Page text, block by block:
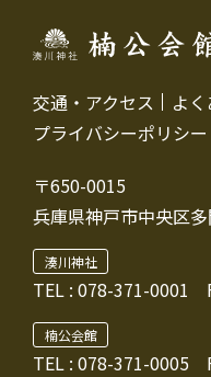
交通・アクセス よ
プライバシーポリシー
〒650-0015
兵庫県神戸市中央区
湊川神社
TEL : 078-371-0001
楠公会館
TEL : 078-371-0005